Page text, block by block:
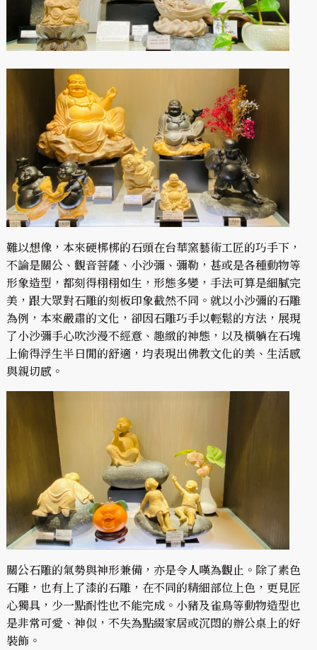
難以想像，本來硬梆梆的石頭在台華窯藝術工匠的巧手下，
不論是關公、觀音菩薩、小沙彌、彌勒，甚或是各種動物等
形象造型，都刻得栩栩如生，形態多變，手法可算是細膩完
美，跟大眾對石雕的刻板印象截然不同。就以小沙彌的石雕
為例，本來嚴肅的文化，卻因石雕巧手以輕鬆的方法，展現
了小沙彌手心吹沙漫不經意、趣緻的神態，以及橫躺在石塊
上偷得浮生半日閒的舒適，均表現出佛教文化的美、生活感
與親切感。
關公石雕的氣勢與神形兼備，亦是令人嘆為觀止。除了素色
石雕，也有上了漆的石雕，在不同的精細部位上色，更見匠
心獨具，少一點耐性也不能完成。小豬及雀鳥等動物造型也
是非常可愛、神似，不失為點綴家居或沉悶的辦公桌上的好
裝飾。